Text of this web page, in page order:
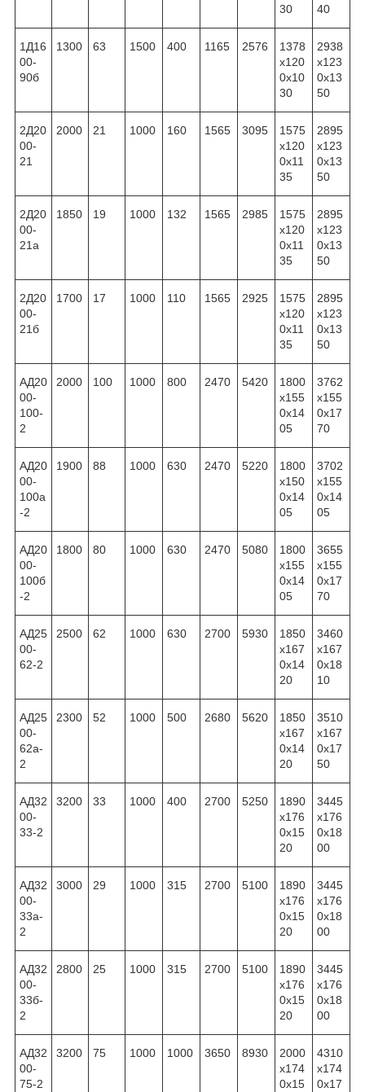
30
40
1Д16
00-
90б
1300 63 1500 400 1165 2576
1378
x120
0x10
30
2938
x123
0x13
50
2Д20
00-
21
2000 21 1000 160 1565 3095
1575
x120
0x11
35
2895
x123
0x13
50
2Д20
00-
21а
1850 19 1000 132 1565 2985
1575
x120
0x11
35
2895
x123
0x13
50
2Д20
00-
21б
1700 17 1000 110 1565 2925
1575
x120
0x11
35
2895
x123
0x13
50
АД20
00-
100-
2
2000 100 1000 800 2470 5420
1800
x155
0x14
05
3762
x155
0x17
70
АД20
00-
100а
-2
1900 88 1000 630 2470 5220
1800
x150
0x14
05
3702
x155
0x14
05
АД20
00-
100б
-2
1800 80 1000 630 2470 5080
1800
x155
0x14
05
3655
x155
0x17
70
АД25
00-
62-2
2500 62 1000 630 2700 5930
1850
x167
0x14
20
3460
x167
0x18
10
АД25
00-
62а-
2
2300 52 1000 500 2680 5620
1850
x167
0x14
20
3510
x167
0x17
50
АД32
00-
33-2
3200 33 1000 400 2700 5250
1890
x176
0x15
20
3445
x176
0x18
00
АД32
00-
33а-
2
3000 29 1000 315 2700 5100
1890
x176
0x15
20
3445
x176
0x18
00
АД32
00-
33б-
2
2800 25 1000 315 2700 5100
1890
x176
0x15
20
3445
x176
0x18
00
АД32
00-
75-2
3200 75 1000 1000 3650 8930
2000
x174
0x15
4310
x174
0x17